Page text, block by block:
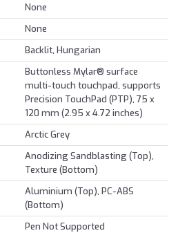
None
None
Backlit, Hungarian
Buttonless Mylar® surface
multi-touch touchpad, supports
Precision TouchPad (PTP), 75 x
120 mm (2.95 x 4.72 inches)
Arctic Grey
Anodizing Sandblasting (Top),
Texture (Bottom)
Aluminium (Top), PC-ABS
(Bottom)
Pen Not Supported